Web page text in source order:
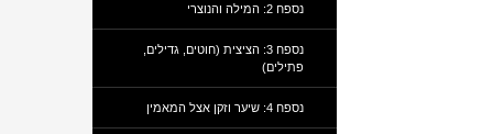
נספח 2: המילה והנוצרי
נספח 3: הציצית (חוטים, גדילים,
פתילים)
נספח 4: שיער וזקן אצל המאמין